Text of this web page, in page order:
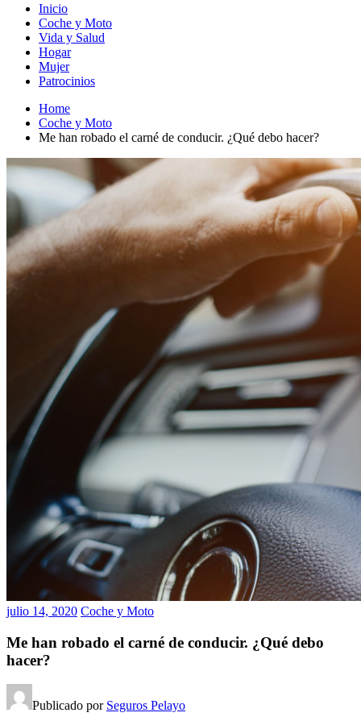
Inicio
Coche y Moto
Vida y Salud
Hogar
Mujer
Patrocinios
Home
Coche y Moto
Me han robado el carné de conducir. ¿Qué debo hacer?
julio 14, 2020 Coche y Moto
Me han robado el carné de conducir. ¿Qué debo
hacer?
Publicado por Seguros Pelayo